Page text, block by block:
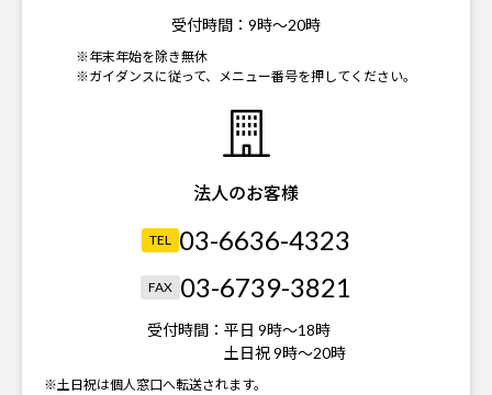
受付時間： 9時～20時
※年末年始を除き無休
※ガイダンスに従って、メニュー番号を押してください。
法人のお客様
TEL 03-6636-4323
FAX 03-6739-3821
受付時間： 平日 9時～18時
土日祝 9時～20時
※土日祝は個人窓口へ転送されます。